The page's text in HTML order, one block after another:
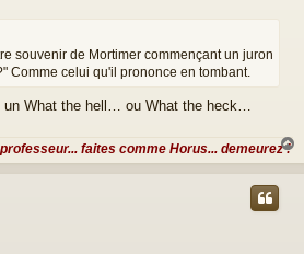
souvenir de Mortimer commençant un juron
Comme celui qu'il prononce en tombant.
un What the hell… ou What the heck…
faites comme Horus... demeurez !
a